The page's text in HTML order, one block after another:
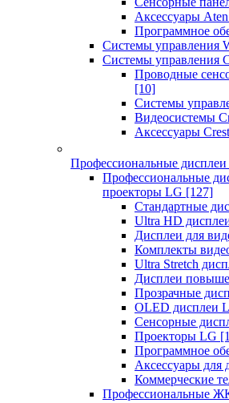
Аксессуары Aten
Программное
Системы управления
Системы управления
Проводные
[10]
Системы
Видеосистемы
Аксессуары
Профессиональные дисплеи
Профессиональные
проекторы LG [127]
Стандартные
Ultra HD
Дисплеи для
Комплекты
Ultra Stretch
Дисплеи
Прозрачные
OLED дисплеи
Сенсорные
Проекторы LG
Программное
Аксессуары для
Коммерческие
Профессиональные